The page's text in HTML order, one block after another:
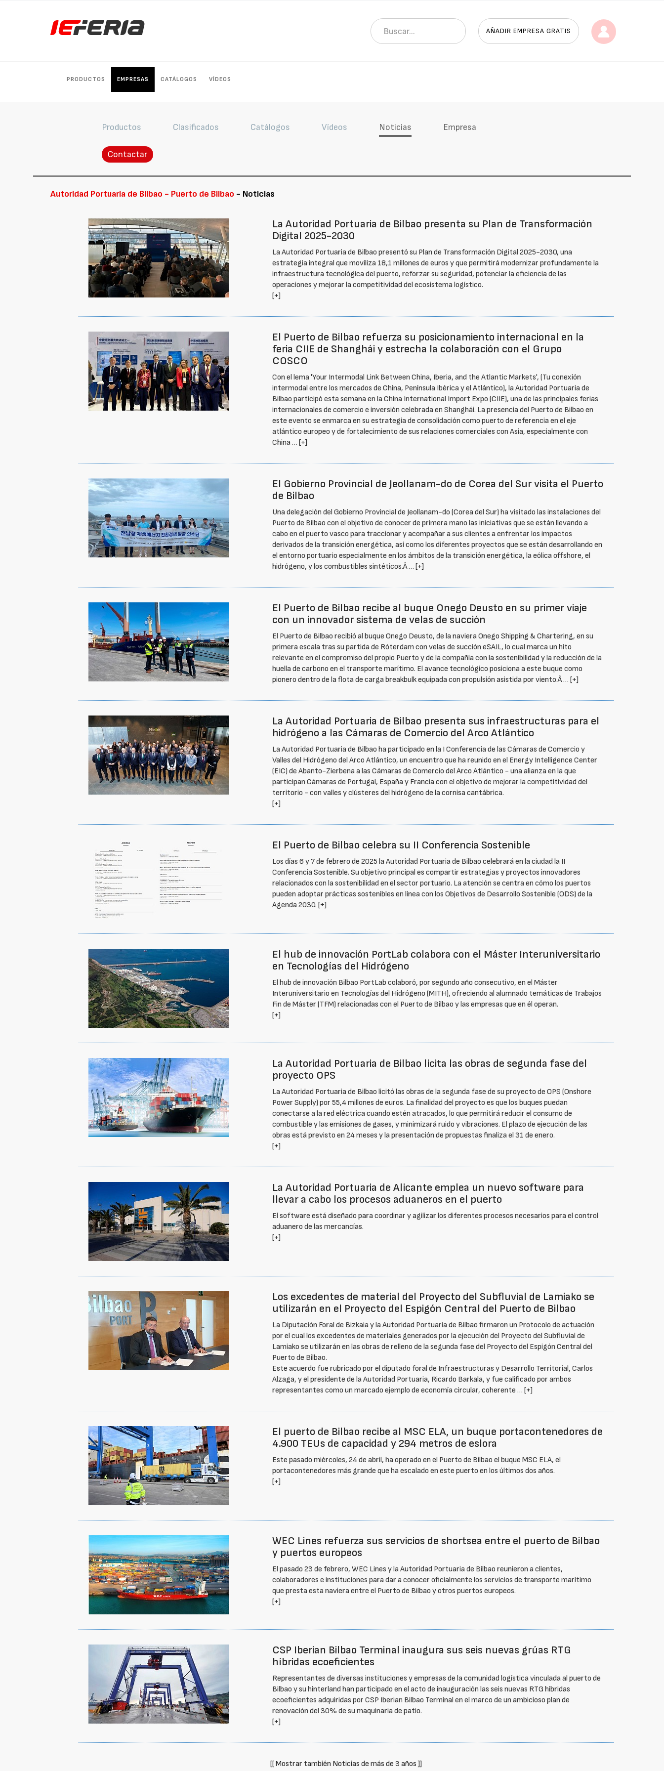
AÑADIR EMPRESA GRATIS
PRODUCTOS EMPRESAS CATÁLOGOS VÍDEOS
Productos Clasificados Catálogos Vídeos Noticias Empresa
Contactar
Autoridad Portuaria de Bilbao - Puerto de Bilbao - Noticias
La Autoridad Portuaria de Bilbao presenta su Plan de Transformación
Digital 2025-2030
La Autoridad Portuaria de Bilbao presentó su Plan de Transformación Digital 2025-2030, una
estrategia integral que moviliza 18,1 millones de euros y que permitirá modernizar profundamente la
infraestructura tecnológica del puerto, reforzar su seguridad, potenciar la eficiencia de las
operaciones y mejorar la competitividad del ecosistema logístico.
[+]
El Puerto de Bilbao refuerza su posicionamiento internacional en la
feria CIIE de Shanghái y estrecha la colaboración con el Grupo
COSCO
Con el lema 'Your Intermodal Link Between China, Iberia, and the Atlantic Markets', (Tu conexión
intermodal entre los mercados de China, Península Ibérica y el Atlántico), la Autoridad Portuaria de
Bilbao participó esta semana en la China International Import Expo (CIIE), una de las principales ferias
internacionales de comercio e inversión celebrada en Shanghái. La presencia del Puerto de Bilbao en
este evento se enmarca en su estrategia de consolidación como puerto de referencia en el eje
atlántico europeo y de fortalecimiento de sus relaciones comerciales con Asia, especialmente con
China …[+]
El Gobierno Provincial de Jeollanam-do de Corea del Sur visita el Puerto
de Bilbao
Una delegación del Gobierno Provincial de Jeollanam-do (Corea del Sur) ha visitado las instalaciones del
Puerto de Bilbao con el objetivo de conocer de primera mano las iniciativas que se están llevando a
cabo en el puerto vasco para traccionar y acompañar a sus clientes a enfrentar los impactos
derivados de la transición energética, así como los diferentes proyectos que se están desarrollando en
el entorno portuario especialmente en los ámbitos de la transición energética, la eólica offshore, el
hidrógeno, y los combustibles sintéticos.Â …[+]
El Puerto de Bilbao recibe al buque Onego Deusto en su primer viaje
con un innovador sistema de velas de succión
El Puerto de Bilbao recibió al buque Onego Deusto, de la naviera Onego Shipping & Chartering, en su
primera escala tras su partida de Róterdam con velas de succión eSAIL, lo cual marca un hito
relevante en el compromiso del propio Puerto y de la compañía con la sostenibilidad y la reducción de la
huella de carbono en el transporte marítimo. El avance tecnológico posiciona a este buque como
pionero dentro de la flota de carga breakbulk equipada con propulsión asistida por viento.Â …[+]
La Autoridad Portuaria de Bilbao presenta sus infraestructuras para el
hidrógeno a las Cámaras de Comercio del Arco Atlántico
La Autoridad Portuaria de Bilbao ha participado en la I Conferencia de las Cámaras de Comercio y
Valles del Hidrógeno del Arco Atlántico, un encuentro que ha reunido en el Energy Intelligence Center
(EIC) de Abanto-Zierbena a las Cámaras de Comercio del Arco Atlántico - una alianza en la que
participan Cámaras de Portugal, España y Francia con el objetivo de mejorar la competitividad del
territorio - con valles y clústeres del hidrógeno de la cornisa cantábrica.
[+]
El Puerto de Bilbao celebra su II Conferencia Sostenible
Los días 6 y 7 de febrero de 2025 la Autoridad Portuaria de Bilbao celebrará en la ciudad la II
Conferencia Sostenible. Su objetivo principal es compartir estrategias y proyectos innovadores
relacionados con la sostenibilidad en el sector portuario. La atención se centra en cómo los puertos
pueden adoptar prácticas sostenibles en línea con los Objetivos de Desarrollo Sostenible (ODS) de la
Agenda 2030.[+]
El hub de innovación PortLab colabora con el Máster Interuniversitario
en Tecnologías del Hidrógeno
El hub de innovación Bilbao PortLab colaboró, por segundo año consecutivo, en el Máster
Interuniversitario en Tecnologías del Hidrógeno (MITH), ofreciendo al alumnado temáticas de Trabajos
Fin de Máster (TFM) relacionadas con el Puerto de Bilbao y las empresas que en él operan.
[+]
La Autoridad Portuaria de Bilbao licita las obras de segunda fase del
proyecto OPS
La Autoridad Portuaria de Bilbao licitó las obras de la segunda fase de su proyecto de OPS (Onshore
Power Supply) por 55,4 millones de euros. La finalidad del proyecto es que los buques puedan
conectarse a la red eléctrica cuando estén atracados, lo que permitirá reducir el consumo de
combustible y las emisiones de gases, y minimizará ruido y vibraciones. El plazo de ejecución de las
obras está previsto en 24 meses y la presentación de propuestas finaliza el 31 de enero.
[+]
La Autoridad Portuaria de Alicante emplea un nuevo software para
llevar a cabo los procesos aduaneros en el puerto
El software está diseñado para coordinar y agilizar los diferentes procesos necesarios para el control
aduanero de las mercancías.
[+]
Los excedentes de material del Proyecto del Subfluvial de Lamiako se
utilizarán en el Proyecto del Espigón Central del Puerto de Bilbao
La Diputación Foral de Bizkaia y la Autoridad Portuaria de Bilbao firmaron un Protocolo de actuación
por el cual los excedentes de materiales generados por la ejecución del Proyecto del Subfluvial de
Lamiako se utilizarán en las obras de relleno de la segunda fase del Proyecto del Espigón Central del
Puerto de Bilbao.
Este acuerdo fue rubricado por el diputado foral de Infraestructuras y Desarrollo Territorial, Carlos
Alzaga, y el presidente de la Autoridad Portuaria, Ricardo Barkala, y fue calificado por ambos
representantes como un marcado ejemplo de economía circular, coherente …[+]
El puerto de Bilbao recibe al MSC ELA, un buque portacontenedores de
4.900 TEUs de capacidad y 294 metros de eslora
Este pasado miércoles, 24 de abril, ha operado en el Puerto de Bilbao el buque MSC ELA, el
portacontenedores más grande que ha escalado en este puerto en los últimos dos años.
[+]
WEC Lines refuerza sus servicios de shortsea entre el puerto de Bilbao
y puertos europeos
El pasado 23 de febrero, WEC Lines y la Autoridad Portuaria de Bilbao reunieron a clientes,
colaboradores e instituciones para dar a conocer oficialmente los servicios de transporte marítimo
que presta esta naviera entre el Puerto de Bilbao y otros puertos europeos.
[+]
CSP Iberian Bilbao Terminal inaugura sus seis nuevas grúas RTG
híbridas ecoeficientes
Representantes de diversas instituciones y empresas de la comunidad logística vinculada al puerto de
Bilbao y su hinterland han participado en el acto de inauguración las seis nuevas RTG híbridas
ecoeficientes adquiridas por CSP Iberian Bilbao Terminal en el marco de un ambicioso plan de
renovación del 30% de su maquinaria de patio.
[+]
[[ Mostrar también Noticias de más de 3 años ]]